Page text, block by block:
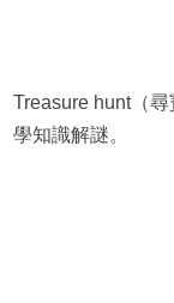
Treasure hunt（
學知識解謎。